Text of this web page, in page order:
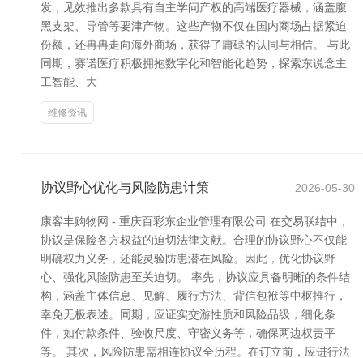
发，见效推出多款具有自主学问产权的高端医疗器械，涵盖腹
黑支架、导管等要津产物。这些产物不仅在国内商场占据紧迫
份额，还冉冉走向海外商场，获得了庸碌的认同与相信。 与此
同期，赛诺医疗积极拥抱数字化和智能化趋势，探索东说念主
工智能、大
维修资讯
协议野心优化与风险防患计策 2026-05-30
康客丰购物网 - 重庆百彩东企业管理有限公司 在交易联结中，
协议是保险各方权益的迫切法律文献。合理的协议野心不仅能
明确权力义务，还能灵验防患潜在风险。因此，优化协议野
心、强化风险防患至关迫切。 率先，协议应具备明晰的条件结
构，涵盖主体信息、见解、履行方法、背信包袱等中枢推行，
幸免无极表述。同期，应证实交游性质和风险品级，细化条
件，如付款条件、验收尺度、守密义务等，确保两边权责平
等。 其次，风险防患需相连协议全历程。在订立前，应进行法